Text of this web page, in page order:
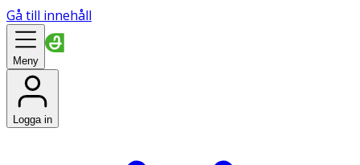
Gå till innehåll
Meny
Logga in